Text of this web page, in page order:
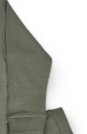
uns mit
aller Länder, in